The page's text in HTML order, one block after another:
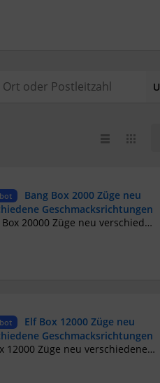
Bang Box 2000 Züge neu
Geschmacksrichtungen
Bang Box 20000 Züge neu verschiedene Geschmacksrichtungen Geschmacksrichtungen einfach anfragen . Neu OVP Privatverkauf daher keine Garantie oder Rücknahme. Abholung und Barzahlung oder Versand und Zahlung per Paypal möglich.
Elf Box 12000 Züge neu
Geschmacksrichtungen
Elfbox 12000 Züge neu verschiedene Geschmacksrichtungen Geschmacksrichtung einfach anfragen. Neu OVP. Privatverkauf daher keine Garantie oder Rücknahme. Abholung und Barzahlung oder Versand und Zahlung per Paypal möglich.